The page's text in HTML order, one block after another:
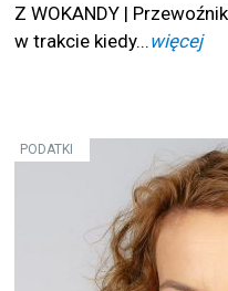
Z WOKANDY |
w trakcie kiedy... więcej
PODATKI